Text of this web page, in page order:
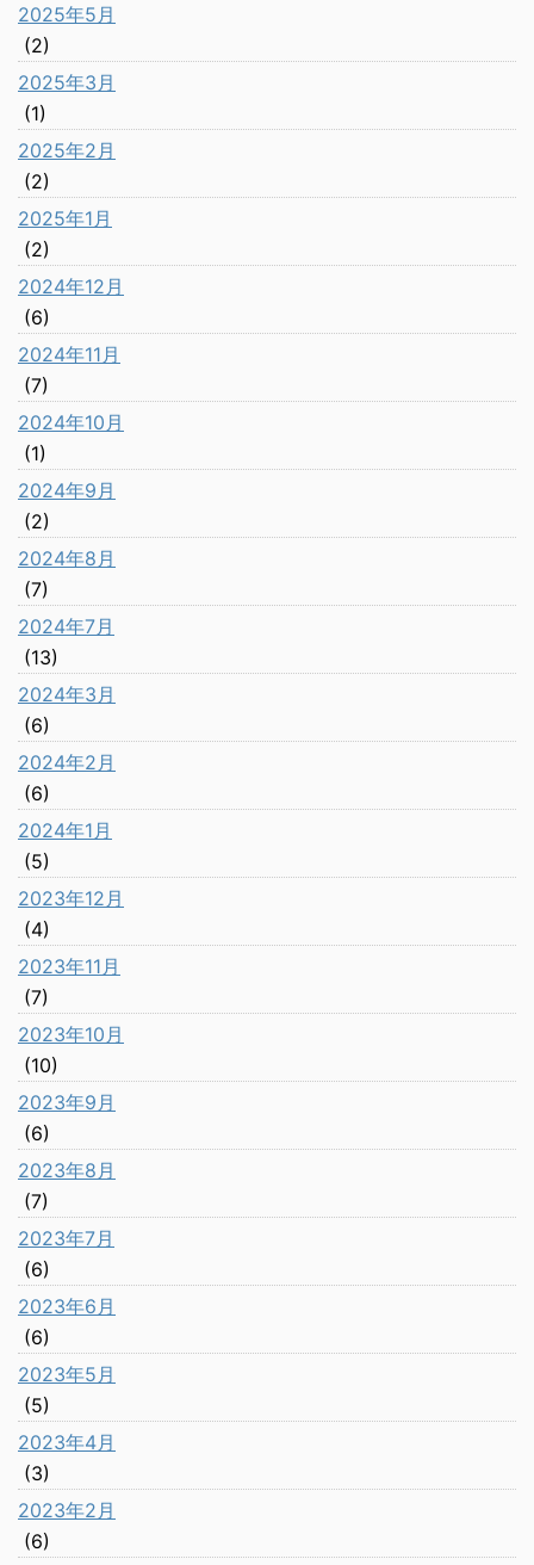
2025年5月
(2)
2025年3月
(1)
2025年2月
(2)
2025年1月
(2)
2024年12月
(6)
2024年11月
(7)
2024年10月
(1)
2024年9月
(2)
2024年8月
(7)
2024年7月
(13)
2024年3月
(6)
2024年2月
(6)
2024年1月
(5)
2023年12月
(4)
2023年11月
(7)
2023年10月
(10)
2023年9月
(6)
2023年8月
(7)
2023年7月
(6)
2023年6月
(6)
2023年5月
(5)
2023年4月
(3)
2023年2月
(6)